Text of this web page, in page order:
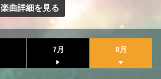
楽曲詳細を見る
7月 8月